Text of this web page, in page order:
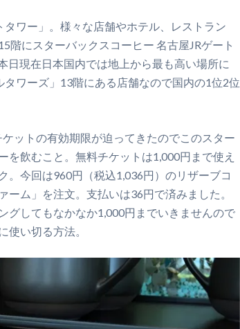
ワー」。様々な店舗やホテル、レストラン
階にスターバックスコーヒー 名古屋JRゲート
日現在日本国内では地上から最も高い場所に
ワーズ」13階にある店舗なので国内の1位2位
ットの有効期限が迫ってきたのでこのスター
飲むこと。無料チケットは1,000円まで使え
。今回は960円（税込1,036円）のリザーブコ
ム」を注文。支払いは36円で済みました。
グしてもなかなか1,000円までいきませんので
使い切る方法。